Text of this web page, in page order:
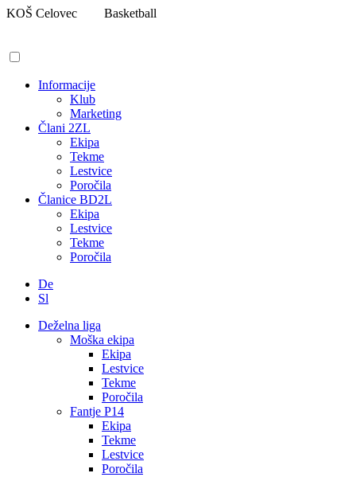
Pojdi
KOŠ Celovec Basketball
Informacije
Klub
Marketing
Člani 2ZL
Ekipa
Tekme
Lestvice
Poročila
Članice BD2L
Ekipa
Lestvice
Tekme
Poročila
De
Sl
Deželna liga
Moška ekipa
Ekipa
Lestvice
Tekme
Poročila
Fantje P14
Ekipa
Tekme
Lestvice
Poročila